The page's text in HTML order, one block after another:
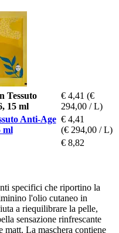
Tessuto
15 ml
€ 4,41 (€
294,00 / L)
Anti-Age
ml
€ 4,41
(€ 294,00 / L)
€ 8,82
specifici che riportino la
l'olio cutaneo in
a riequilibrare la pelle,
sensazione rinfrescante
matt. La maschera contiene